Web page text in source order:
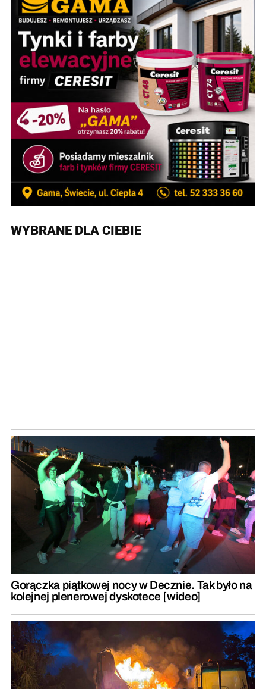
WYBRANE DLA CIEBIE
Gorączka piątkowej nocy w Decznie. Tak było na
kolejnej plenerowej dyskotece [wideo]